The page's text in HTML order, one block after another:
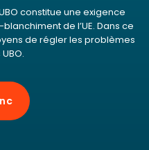
constitue une exigence
de l’UE. Dans ce
de régler les problèmes